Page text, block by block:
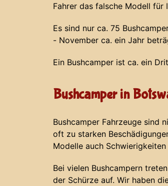
Fahrer das falsche Modell für
Es sind nur ca. 75
- November ca. ein Jahr
Ein Bushcamper ist ca. ein
Bushcamper in
Bushcamper Fahrzeuge sind
oft zu starken
Modelle auch
Bei vielen Bushcampern
der Schürze auf. Wir haben